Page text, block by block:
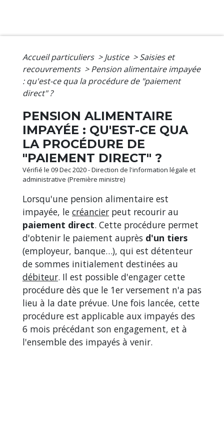
Accueil particuliers > Justice > Saisies et
recouvrements > Pension alimentaire impayée
: qu'est-ce qua la procédure de "paiement
direct" ?
PENSION ALIMENTAIRE
IMPAYÉE : QU'EST-CE QUA
LA PROCÉDURE DE
"PAIEMENT DIRECT" ?
Vérifié le 09 Dec 2020 - Direction de l'information légale et
administrative (Première ministre)
Lorsqu'une pension alimentaire est
impayée, le créancier peut recourir au
paiement direct. Cette procédure permet
d'obtenir le paiement auprès d'un tiers
(employeur, banque…), qui est détenteur
de sommes initialement destinées au
débiteur. Il est possible d'engager cette
procédure dès que le 1er versement n'a pas
lieu à la date prévue. Une fois lancée, cette
procédure est applicable aux impayés des
6 mois précédant son engagement, et à
l'ensemble des impayés à venir.